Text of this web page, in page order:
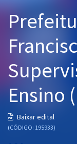
Cursos 20% OFF
Pós
Graduação
OAB
Ensino
Baixar edital
(CÓDIGO: 195933)